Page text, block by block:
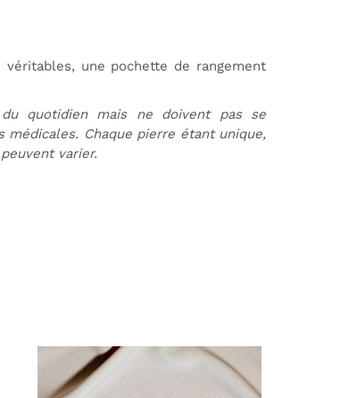
une pochette de rangement
quotidien mais ne doivent pas se
médicales. Chaque pierre étant unique,
varier.